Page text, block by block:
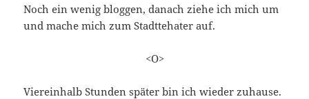
Noch ein wenig bloggen, danach ziehe ich mich um
und mache mich zum Stadttehater auf.
<O>
Viereinhalb Stunden später bin ich wieder zuhause.